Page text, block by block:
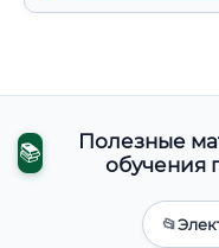
📚
Полезные
обучения
📂